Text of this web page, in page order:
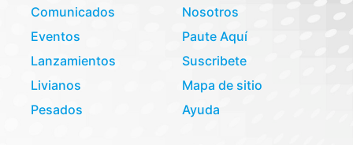
Comunicados
Eventos
Lanzamientos
Livianos
Pesados
Nosotros
Paute Aquí
Suscribete
Mapa de sitio
Ayuda